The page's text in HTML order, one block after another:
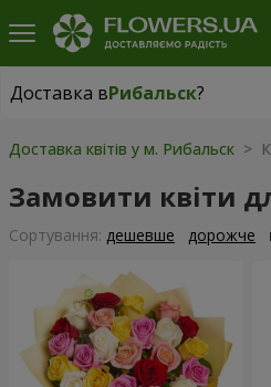
Доставка вРибальск?
Доставка вРибальск|
Доставка квітів у м. Рибальск >
Замовити квіти
Сортування: дешевше дорожче